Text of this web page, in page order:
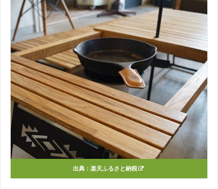
出典： 楽天ふるさと納税